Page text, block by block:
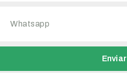
Enviar